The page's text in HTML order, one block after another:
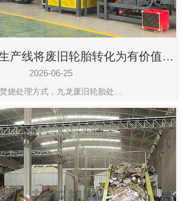
产线将废旧轮胎转化为有价值的
资源
2026-06-25
烧处理方式，九龙废旧轮胎处…